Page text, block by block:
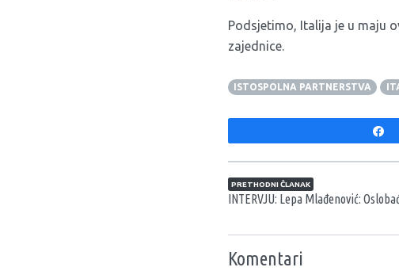
Podsjetimo, Italija je u maju
zajednice.
ISTOSPOLNA PARTNERSTVA
Navigacija članaka
PRETHODNI ČLANAK
INTERVJU: Lepa Mlađenović:
Komentari